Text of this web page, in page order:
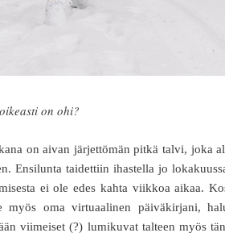
on ohi?
on aivan järjettömän pitkä talvi, joka
Ensilunta taidettiin ihastella jo
ei ole edes kahta viikkoa aikaa.
oma virtuaalinen päiväkirjani,
viimeiset (?) lumikuvat talteen myös